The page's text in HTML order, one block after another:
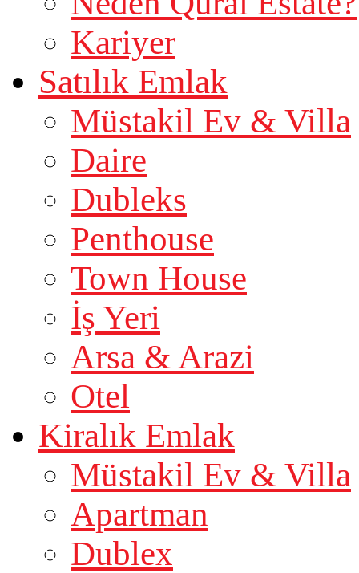
Kariyer
Satılık Emlak
Müstakil Ev & Villa
Daire
Dubleks
Penthouse
Town House
İş Yeri
Arsa & Arazi
Otel
Kiralık Emlak
Müstakil Ev & Villa
Apartman
Dublex